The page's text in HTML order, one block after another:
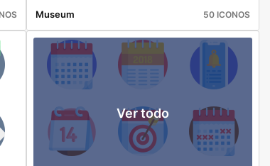
Museum 50 ICONOS
Ver todo